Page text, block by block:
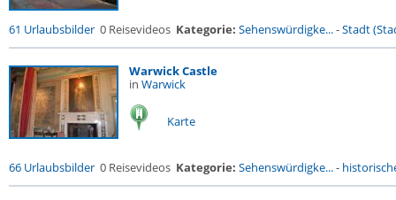
61 Urlaubsbilder 0 Reisevideos Kategorie: Sehenswürdigke...-Stadt
Warwick Castle
in Warwick
Karte
66 Urlaubsbilder 0 Reisevideos Kategorie: Sehenswürdigke...-